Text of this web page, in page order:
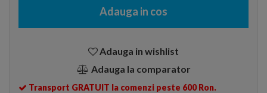
Adauga in cos
Adauga in wishlist
Adauga la comparator
Transport GRATUIT la comenzi peste 600 Ron.